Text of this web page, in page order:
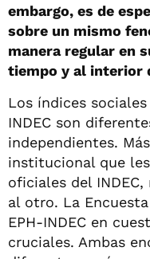
embargo, es de
sobre un mismo
manera regular en
tiempo y al interior
Los índices
INDEC son
independientes.
institucional que
oficiales del
al otro. La
EPH-INDEC en
cruciales. Ambas